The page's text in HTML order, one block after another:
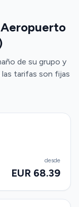
de su grupo y
tarifas son fijas
desde
EUR 68.39